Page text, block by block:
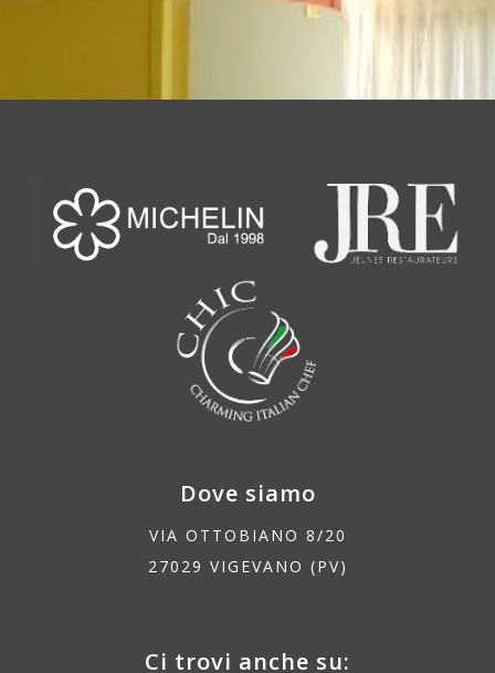
Dove siamo
VIA OTTOBIANO 8/20
27029 VIGEVANO (PV)
Ci trovi anche su: